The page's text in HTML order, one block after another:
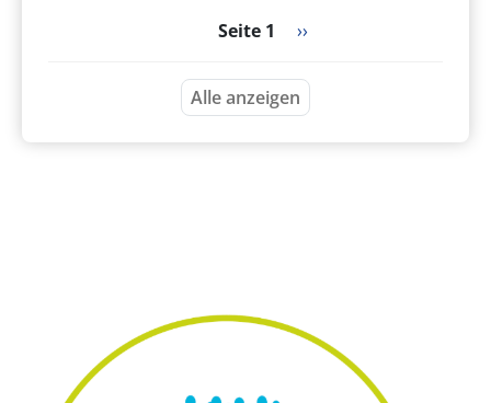
Seitennummerierung
Seite 1 Nächste Seite
››
Alle anzeigen